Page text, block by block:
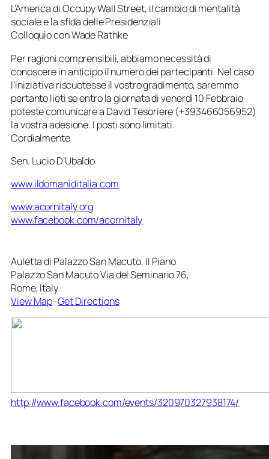
L’America di Occupy Wall Street, il cambio di mentalità
sociale e la sfida delle Presidenziali
Colloquio con Wade Rathke
Per ragioni comprensibili, abbiamo necessità di
conoscere in anticipo il numero dei partecipanti. Nel caso
l’iniziativa riscuotesse il vostro gradimento, saremmo
pertanto lieti se entro la giornata di venerdì 10 Febbraio
poteste comunicare a David Tesoriere (+393466056952)
la vostra adesione. I posti sono limitati.
Cordialmente
Sen. Lucio D’Ubaldo
www.ildomaniditalia.com
www.acornitaly.org
www.facebook.com/acornitaly
Auletta di Palazzo San Macuto, II Piano
Palazzo San Macuto Via del Seminario 76,
Rome, Italy
View Map·Get Directions
http://www.facebook.com/events/320970327938174/